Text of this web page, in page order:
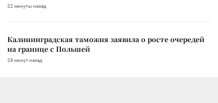
22 минуты назад
Калининградская таможня заявила о росте очередей
на границе с Польшей
28 минут назад